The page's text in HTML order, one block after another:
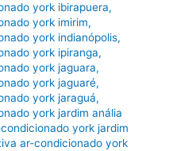
york ibirapuera,
york imirim,
york indianópolis,
york ipiranga,
york jaguara,
york jaguaré,
york jaraguá,
york jardim anália
york jardim
ar-condicionado york